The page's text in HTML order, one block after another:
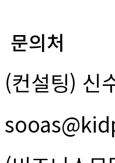
문의처
(컨설팅) 신